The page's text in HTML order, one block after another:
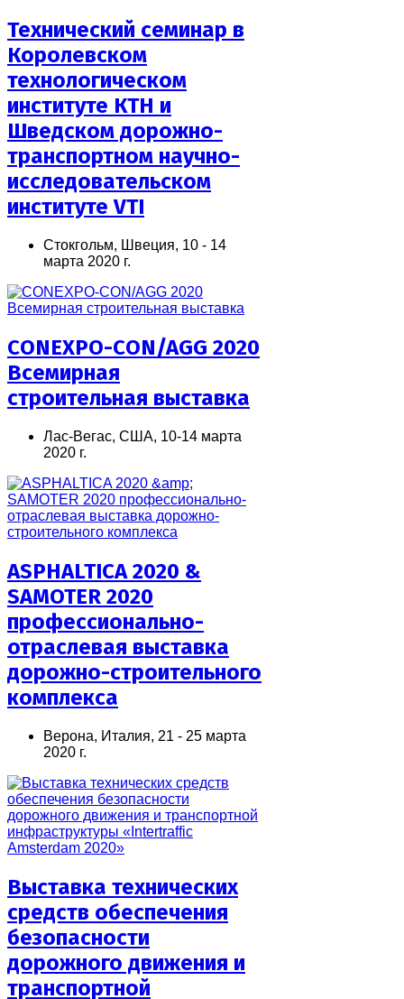
Технический семинар в
Королевском
технологическом
институте КТН и
Шведском дорожно-
транспортном научно-
исследовательском
институте VTI
Стокгольм, Швеция, 10 - 14
марта 2020 г.
CONEXPO-CON/AGG 2020
Всемирная
строительная выставка
Лас-Вегас, США, 10-14 марта
2020 г.
ASPHALTIСA 2020 &
SAMOTER 2020
профессионально-
отраслевая выставка
дорожно-строительного
комплекса
Верона, Италия, 21 - 25 марта
2020 г.
Выставка технических
средств обеспечения
безопасности
дорожного движения и
транспортной